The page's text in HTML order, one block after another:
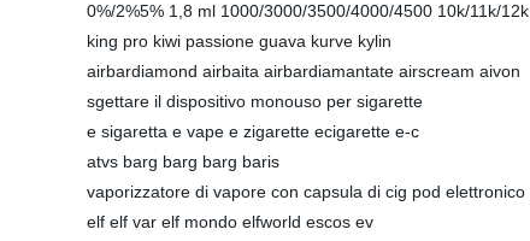
0%/2%5% 1,8 ml 1000/3000/3500/4000/4500 10k/11k/12k
king pro kiwi passione guava kurve kylin
airbardiamond airbaita airbardiamantate airscream aivon
sgettare il dispositivo monouso per sigarette
e sigaretta e vape e zigarette ecigarette e-c
atvs barg barg barg baris
vaporizzatore di vapore con capsula di cig pod elettronico
elf elf var elf mondo elfworld escos ev